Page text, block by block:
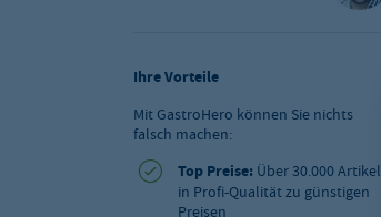
Ihre Vorteile
Mit GastroHero können Sie nichts
falsch machen:
Top Preise: Über 30.000 Artikel
in Profi-Qualität zu günstigen
Preisen